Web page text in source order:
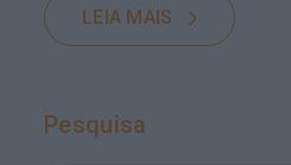
LEIA MAIS
Pesquisa